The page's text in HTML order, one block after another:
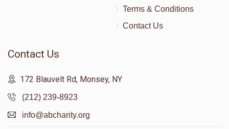
Terms & Conditions
Contact Us
Contact Us
172 Blauvelt Rd, Monsey, NY
(212) 239-8923
info@abcharity.org